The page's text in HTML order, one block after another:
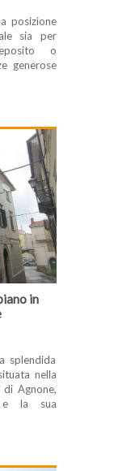
posizione
sia per
o
generose
in
splendida
nella
Agnone,
la sua